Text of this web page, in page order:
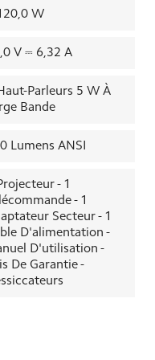
W
V ⎓ 6,32 A
Parleurs 5 W À
Bande
Lumens ANSI
- 1
- 1
Secteur - 1
D'alimentation -
D'utilisation -
De Garantie -